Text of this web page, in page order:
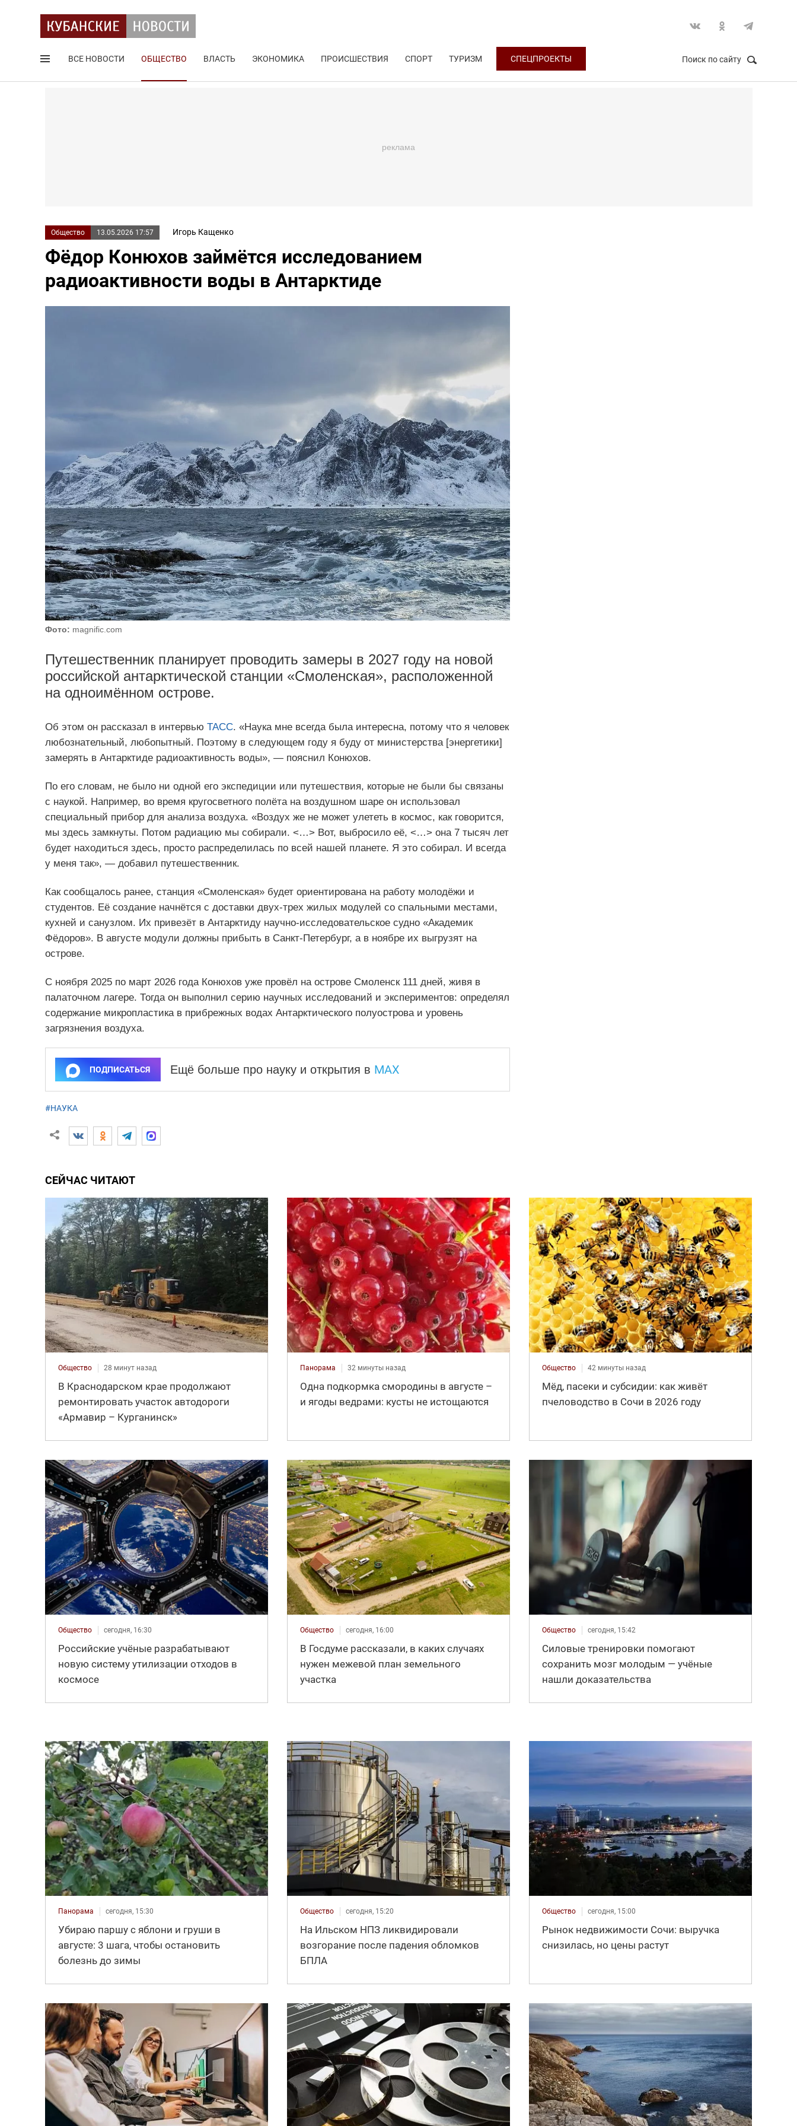
ВСЕ НОВОСТИ ОБЩЕСТВО ВЛАСТЬ ЭКОНОМИКА ПРОИСШЕСТВИЯ СПОРТ ТУРИЗМ СПЕЦПРОЕКТЫ Поиск по сайту
Общество 13.05.2026 17:57 Игорь Кащенко
Фёдор Конюхов займётся исследованием
радиоактивности воды в Антарктиде
Фото: magnific.com
Путешественник планирует проводить замеры в 2027 году на новой
российской антарктической станции «Смоленская», расположенной
на одноимённом острове.
Об этом он рассказал в интервью ТАСС. «Наука мне всегда была интересна, потому что я человек
любознательный, любопытный. Поэтому в следующем году я буду от министерства [энергетики]
замерять в Антарктиде радиоактивность воды», — пояснил Конюхов.
По его словам, не было ни одной его экспедиции или путешествия, которые не были бы связаны
с наукой. Например, во время кругосветного полёта на воздушном шаре он использовал
специальный прибор для анализа воздуха. «Воздух же не может улететь в космос, как говорится,
мы здесь замкнуты. Потом радиацию мы собирали. <…> Вот, выбросило её, <…> она 7 тысяч лет
будет находиться здесь, просто распределилась по всей нашей планете. Я это собирал. И всегда
у меня так», — добавил путешественник.
Как сообщалось ранее, станция «Смоленская» будет ориентирована на работу молодёжи и
студентов. Её создание начнётся с доставки двух-трех жилых модулей со спальными местами,
кухней и санузлом. Их привезёт в Антарктиду научно-исследовательское судно «Академик
Фёдоров». В августе модули должны прибыть в Санкт-Петербург, а в ноябре их выгрузят на
острове.
С ноября 2025 по март 2026 года Конюхов уже провёл на острове Смоленск 111 дней, живя в
палаточном лагере. Тогда он выполнил серию научных исследований и экспериментов: определял
содержание микропластика в прибрежных водах Антарктического полуострова и уровень
загрязнения воздуха.
ПОДПИСАТЬСЯ Ещё больше про науку и открытия в MAX
#НАУКА
СЕЙЧАС ЧИТАЮТ
Общество 28 минут назад
В Краснодарском крае продолжают
ремонтировать участок автодороги
«Армавир – Курганинск»
Панорама 32 минуты назад
Одна подкормка смородины в августе –
и ягоды ведрами: кусты не истощаются
Общество 42 минуты назад
Мёд, пасеки и субсидии: как живёт
пчеловодство в Сочи в 2026 году
Общество сегодня, 16:30
Российские учёные разрабатывают
новую систему утилизации отходов в
космосе
Общество сегодня, 16:00
В Госдуме рассказали, в каких случаях
нужен межевой план земельного
участка
Общество сегодня, 15:42
Силовые тренировки помогают
сохранить мозг молодым — учёные
нашли доказательства
Панорама сегодня, 15:30
Убираю паршу с яблони и груши в
августе: 3 шага, чтобы остановить
болезнь до зимы
Общество сегодня, 15:20
На Ильском НПЗ ликвидировали
возгорание после падения обломков
БПЛА
Общество сегодня, 15:00
Рынок недвижимости Сочи: выручка
снизилась, но цены растут